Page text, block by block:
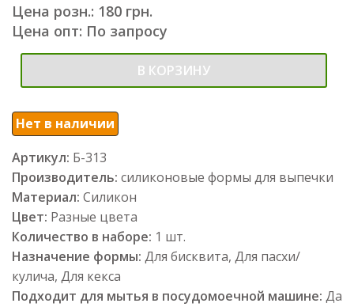
Цена розн.: 180 грн.
Цена опт: По запросу
В КОРЗИНУ
Нет в наличии
Артикул: Б-313
Производитель: силиконовые формы для выпечки
Материал: Силикон
Цвет: Разные цвета
Количество в наборе: 1 шт.
Назначение формы: Для бисквита, Для пасхи/
кулича, Для кекса
Подходит для мытья в посудомоечной машине: Да